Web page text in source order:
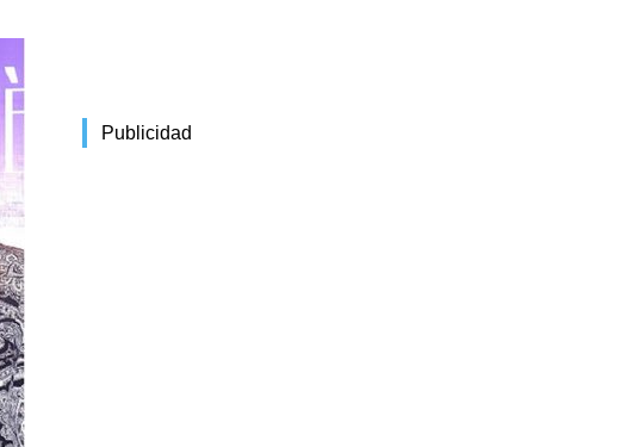
Publicidad